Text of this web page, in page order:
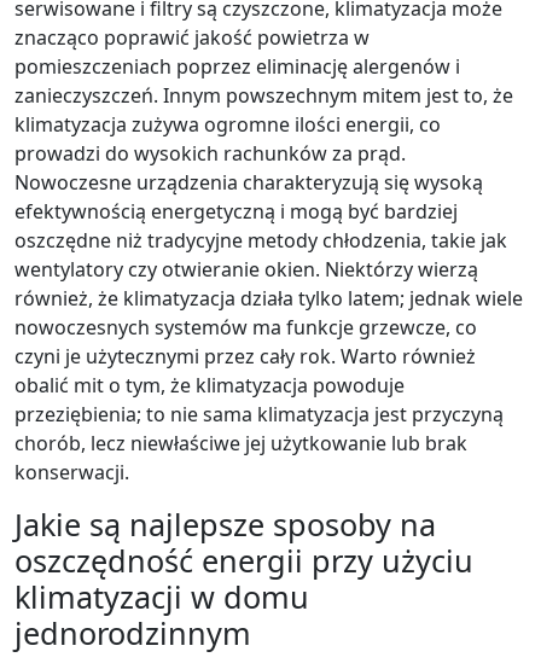
serwisowane i filtry są czyszczone, klimatyzacja może
znacząco poprawić jakość powietrza w
pomieszczeniach poprzez eliminację alergenów i
zanieczyszczeń. Innym powszechnym mitem jest to, że
klimatyzacja zużywa ogromne ilości energii, co
prowadzi do wysokich rachunków za prąd.
Nowoczesne urządzenia charakteryzują się wysoką
efektywnością energetyczną i mogą być bardziej
oszczędne niż tradycyjne metody chłodzenia, takie jak
wentylatory czy otwieranie okien. Niektórzy wierzą
również, że klimatyzacja działa tylko latem; jednak wiele
nowoczesnych systemów ma funkcje grzewcze, co
czyni je użytecznymi przez cały rok. Warto również
obalić mit o tym, że klimatyzacja powoduje
przeziębienia; to nie sama klimatyzacja jest przyczyną
chorób, lecz niewłaściwe jej użytkowanie lub brak
konserwacji.
Jakie są najlepsze sposoby na
oszczędność energii przy użyciu
klimatyzacji w domu
jednorodzinnym